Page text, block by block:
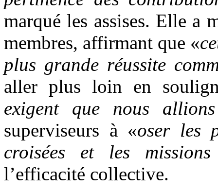
marqué les assises. Elle a
membres, affirmant que «
plus grande réussite
aller plus loin en
exigent que nous
superviseurs à «oser les
croisées et les missions
l’efficacité collective.